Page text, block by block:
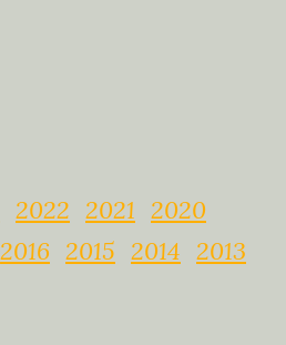
2022 2021
2020
2016 2015 2014 2013